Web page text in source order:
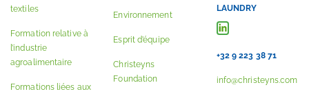
textiles
Formation relative à
l’industrie
agroalimentaire
Formations liées aux
Environnement
Esprit d’équipe
Christeyns
Foundation
LAUNDRY
+32 9 223 38 71
info@christeyns.com